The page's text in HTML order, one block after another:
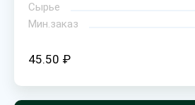
Сырье
Мин.заказ
45.50 ₽